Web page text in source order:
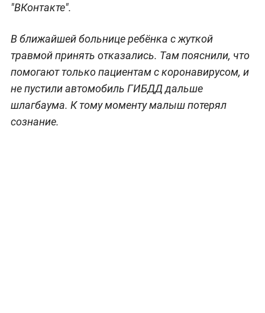
"ВКонтакте".
В ближайшей больнице ребёнка с жуткой
травмой принять отказались. Там пояснили, что
помогают только пациентам с коронавирусом, и
не пустили автомобиль ГИБДД дальше
шлагбаума. К тому моменту малыш потерял
сознание.